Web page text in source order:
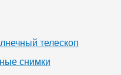
телескоп
снимки